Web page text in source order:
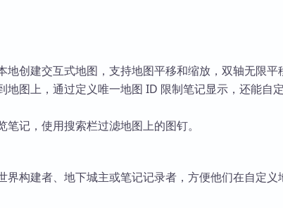
地创建交互式地图，支持地图平移和缩放，双轴无限平
地图上，通过定义唯一地图 ID 限制笔记显示，还能自
笔记，使用搜索栏过滤地图上的图钉。
界构建者、地下城主或笔记记录者，方便他们在自定义